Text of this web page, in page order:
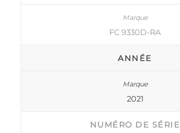
FC 9330D-RA
ANNÉE
2021
NUMÉRO DE SÉRIE